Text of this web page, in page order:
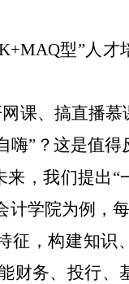
型”人才
课、搞直播
嗨”？这是值
，我们提出“
学院为例，
征，构建知识
务、投行、